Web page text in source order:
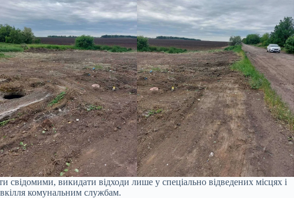
свідомими, викидати відходи лише у спеціально відведених місцях і
комунальним службам.